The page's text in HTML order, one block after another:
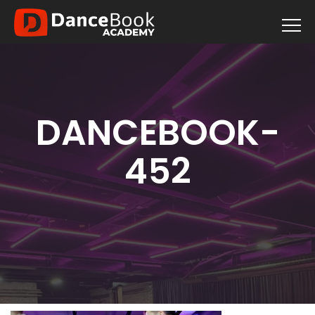
DANCEBOOK-
452